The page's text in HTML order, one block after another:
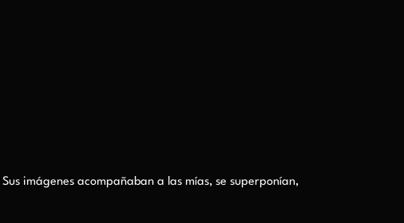
imágenes acompañaban a las mías, se superponían,